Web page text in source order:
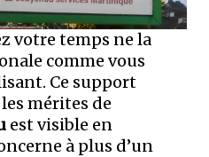
votre temps ne la
comme vous
Ce support
mérites de
est visible en
à plus d’un